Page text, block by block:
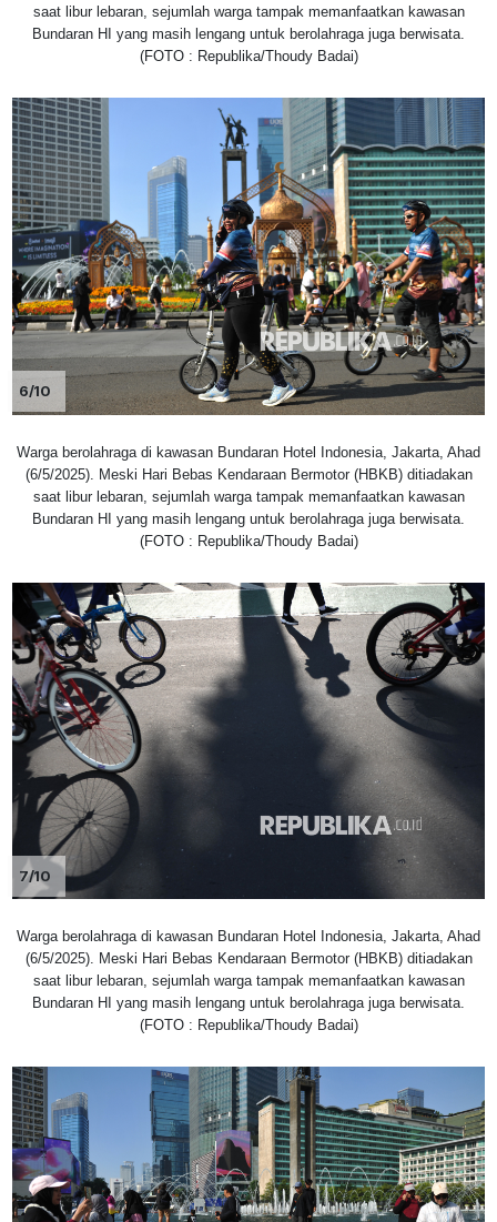
saat libur lebaran, sejumlah warga tampak memanfaatkan kawasan
Bundaran HI yang masih lengang untuk berolahraga juga berwisata.
(FOTO : Republika/Thoudy Badai)
6/10
Warga berolahraga di kawasan Bundaran Hotel Indonesia, Jakarta, Ahad
(6/5/2025). Meski Hari Bebas Kendaraan Bermotor (HBKB) ditiadakan
saat libur lebaran, sejumlah warga tampak memanfaatkan kawasan
Bundaran HI yang masih lengang untuk berolahraga juga berwisata.
(FOTO : Republika/Thoudy Badai)
7/10
Warga berolahraga di kawasan Bundaran Hotel Indonesia, Jakarta, Ahad
(6/5/2025). Meski Hari Bebas Kendaraan Bermotor (HBKB) ditiadakan
saat libur lebaran, sejumlah warga tampak memanfaatkan kawasan
Bundaran HI yang masih lengang untuk berolahraga juga berwisata.
(FOTO : Republika/Thoudy Badai)